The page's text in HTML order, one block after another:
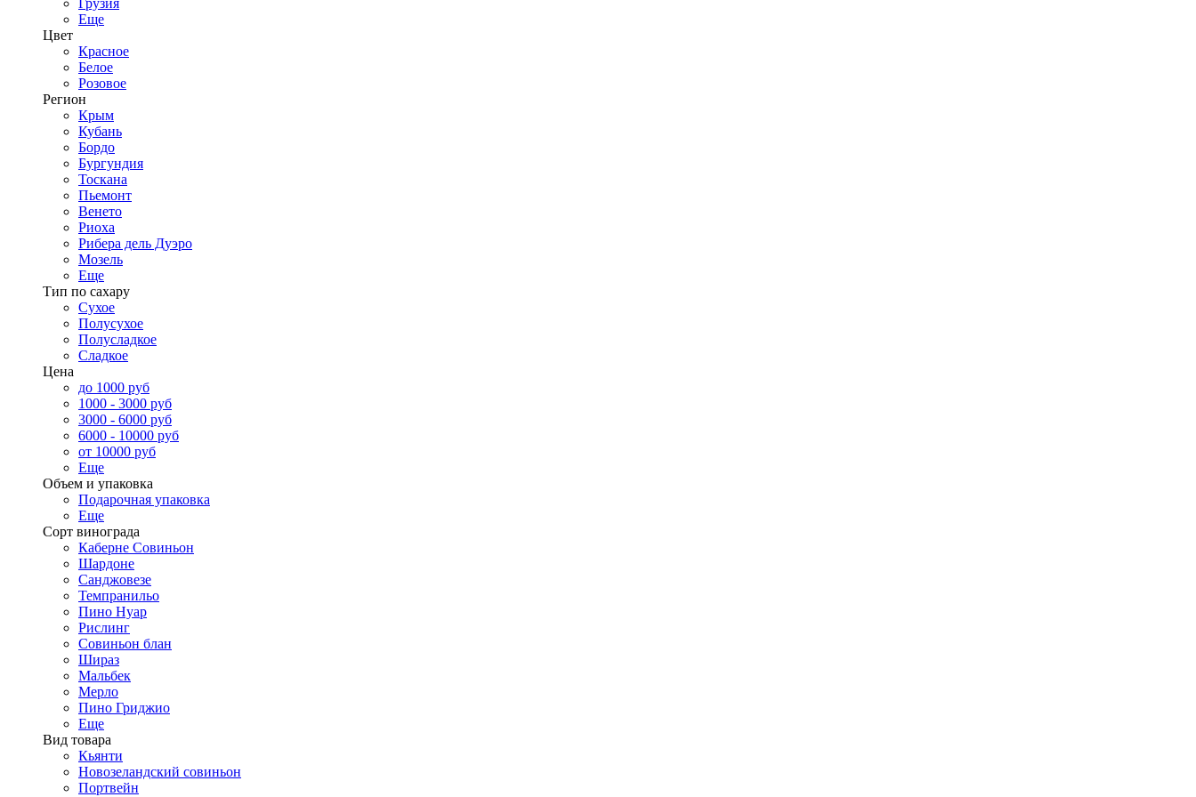
Грузия
Еще
Цвет
Красное
Белое
Розовое
Регион
Крым
Кубань
Бордо
Бургундия
Тоскана
Пьемонт
Венето
Риоха
Рибера дель Дуэро
Мозель
Еще
Тип по сахару
Сухое
Полусухое
Полусладкое
Сладкое
Цена
до 1000 руб
1000 - 3000 руб
3000 - 6000 руб
6000 - 10000 руб
от 10000 руб
Еще
Объем и упаковка
Подарочная упаковка
Еще
Сорт винограда
Каберне Совиньон
Шардоне
Санджовезе
Темпранильо
Пино Нуар
Рислинг
Совиньон блан
Шираз
Мальбек
Мерло
Пино Гриджио
Еще
Вид товара
Кьянти
Новозеландский совиньон
Портвейн